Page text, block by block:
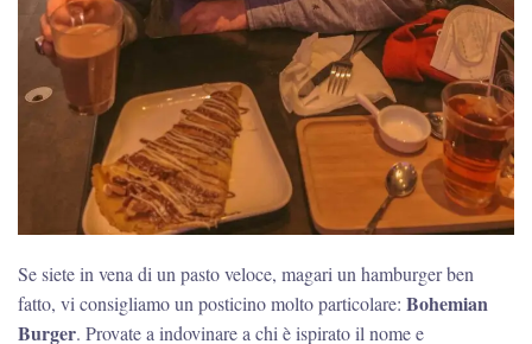
Se siete in vena di un pasto veloce, magari un hamburger ben
fatto, vi consigliamo un posticino molto particolare: Bohemian
Burger. Provate a indovinare a chi è ispirato il nome e